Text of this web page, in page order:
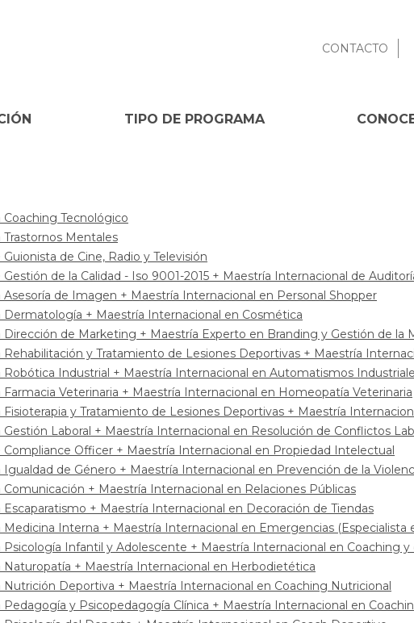
CONTACTO
TIPO DE PROGRAMA
Tecnológico
Mentales
de Cine, Radio y Televisión
de la Calidad - Iso 9001-2015 + Maestría Internacional de
de Imagen + Maestría Internacional en Personal Shopper
+ Maestría Internacional en Cosmética
de Marketing + Maestría Experto en Branding y Gestión de la
y Tratamiento de Lesiones Deportivas + Maestría
Robótica Industrial + Maestría Internacional en Automatismos
Veterinaria + Maestría Internacional en Homeopatía Veterinaria
y Tratamiento de Lesiones Deportivas + Maestría
Laboral + Maestría Internacional en Resolución de Conflictos
Compliance Officer + Maestría Internacional en Propiedad Intelectual
de Género + Maestría Internacional en Prevención de la
+ Maestría Internacional en Relaciones Públicas
+ Maestría Internacional en Decoración de Tiendas
Interna + Maestría Internacional en Emergencias (Especialista
Infantil y Adolescente + Maestría Internacional en Coaching
Naturopatía + Maestría Internacional en Herbodietética
Deportiva + Maestría Internacional en Coaching Nutricional
y Psicopedagogía Clínica + Maestría Internacional en